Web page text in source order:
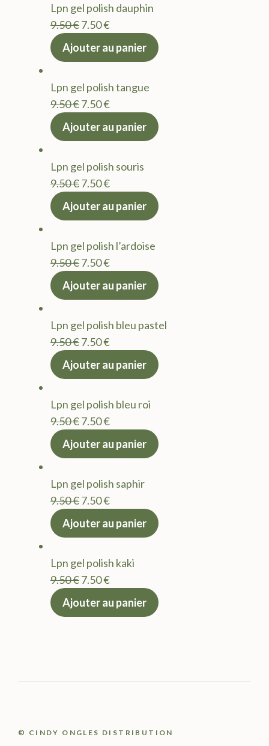
9.50 €.7.50 €.
Lpn gel polish dauphin
9.50€Le
prix
9.50 €.
7.50€Le
actuel
7.50 €.
Ajouter au panier
Lpn gel polish tangue
9.50€Le
prix
9.50 €.
7.50€Le
actuel
7.50 €.
Ajouter au panier
Lpn gel polish souris
9.50€Le
prix
9.50 €.
7.50€Le
actuel
7.50 €.
Ajouter au panier
Lpn gel polish l’ardoise
9.50€Le
prix
9.50 €.
7.50€Le
actuel
7.50 €.
Ajouter au panier
Lpn gel polish bleu pastel
9.50€Le
prix
9.50 €.
7.50€Le
actuel
7.50 €.
Ajouter au panier
Lpn gel polish bleu roi
9.50€Le
prix
9.50 €.
7.50€Le
actuel
7.50 €.
Ajouter au panier
Lpn gel polish saphir
9.50€Le
prix
9.50 €.
7.50€Le
actuel
7.50 €.
Ajouter au panier
Lpn gel polish kaki
9.50€Le
prix
7.50€Le
actuel
Ajouter au panier
© CINDY ONGLES DISTRIBUTION